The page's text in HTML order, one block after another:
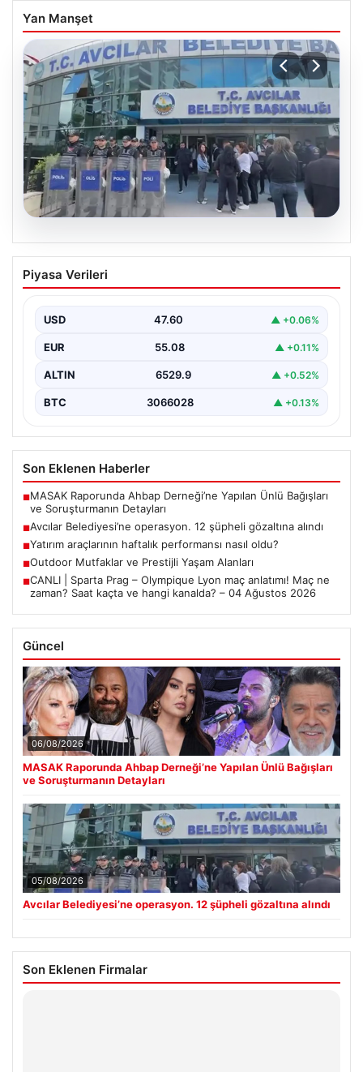
Yan Manşet
05.08.2026
Avcılar Belediyesi’ne operasyon. 12
şüpheli gözaltına alındı
Piyasa Verileri
USD 47.60 ▲ +0.06%
EUR 55.08 ▲ +0.11%
ALTIN 6529.9 ▲ +0.52%
BTC 3066028 ▲ +0.13%
Son Eklenen Haberler
■MASAK Raporunda Ahbap Derneği’ne Yapılan Ünlü Bağışları
ve Soruşturmanın Detayları
■Avcılar Belediyesi’ne operasyon. 12 şüpheli gözaltına alındı
■Yatırım araçlarının haftalık performansı nasıl oldu?
■Outdoor Mutfaklar ve Prestijli Yaşam Alanları
■CANLI | Sparta Prag – Olympique Lyon maç anlatımı! Maç ne
zaman? Saat kaçta ve hangi kanalda? – 04 Ağustos 2026
Güncel
06/08/2026
MASAK Raporunda Ahbap Derneği’ne Yapılan Ünlü Bağışları
ve Soruşturmanın Detayları
05/08/2026
Avcılar Belediyesi’ne operasyon. 12 şüpheli gözaltına alındı
Son Eklenen Firmalar